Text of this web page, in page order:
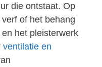
die ontstaat. Op
of het behang
het pleisterwerk
ventilatie en